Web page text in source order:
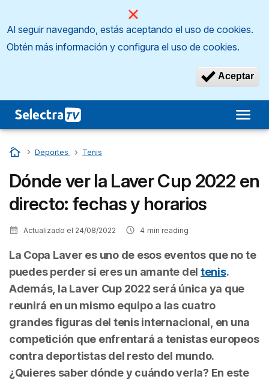
Al seguir navegando, estás aceptando el uso de cookies.
Obtén más información y configura el uso de cookies.
Aceptar
Inicio
…
Deportes …
Tenis
Dónde ver la Laver Cup 2022 en
directo: fechas y horarios
Actualizado el 24/08/2022 4 min reading
La Copa Laver es uno de esos eventos que no te
puedes perder si eres un amante del tenis.
Además, la Laver Cup 2022 será única ya que
reunirá en un mismo equipo a las cuatro
grandes figuras del tenis internacional, en una
competición que enfrentará a tenistas europeos
contra deportistas del resto del mundo.
¿Quieres saber dónde y cuándo verla? En este